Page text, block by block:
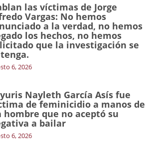
las víctimas de Jorge
Vargas: No hemos
a la verdad, no hemos
los hechos, no hemos
que la investigación se
6, 2026
Nayleth García Asís fue
de feminicidio a manos de
hombre que no aceptó su
a bailar
6, 2026